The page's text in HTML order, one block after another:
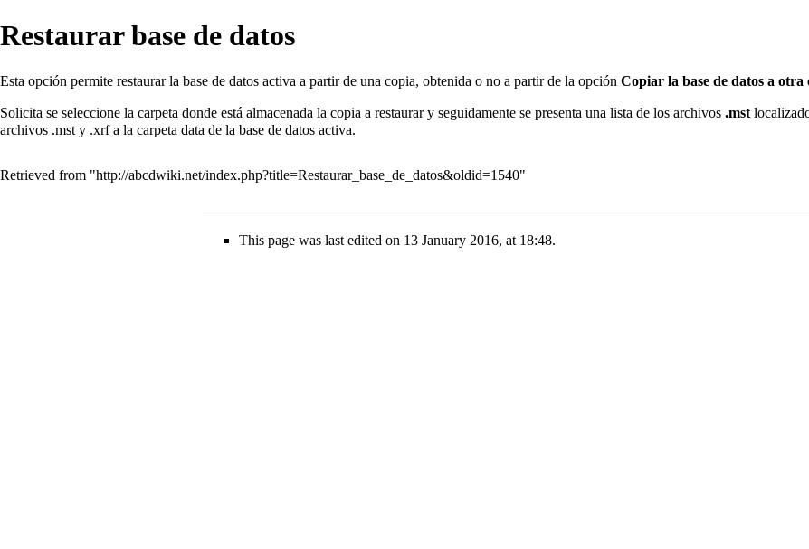
Restaurar base de datos
Esta opción permite restaurar la base de datos activa a partir de una copia, obtenida o no a partir de la opción Copiar la base de datos a otra
Solicita se seleccione la carpeta donde está almacenada la copia a restaurar y seguidamente se presenta una lista de los archivos .mst
archivos .mst y .xrf a la carpeta data de la base de datos activa.
Retrieved from "http://abcdwiki.net/index.php?title=Restaurar_base_de_datos&oldid=1540"
This page was last edited on 13 January 2016, at 18:48.